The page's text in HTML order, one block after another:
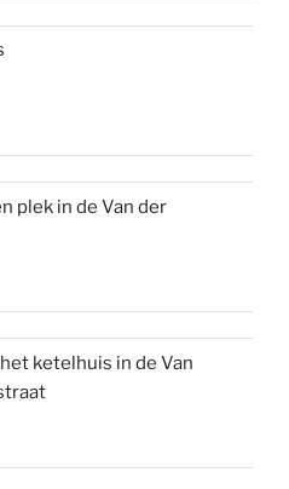
plek in de Van der
ketelhuis in de Van